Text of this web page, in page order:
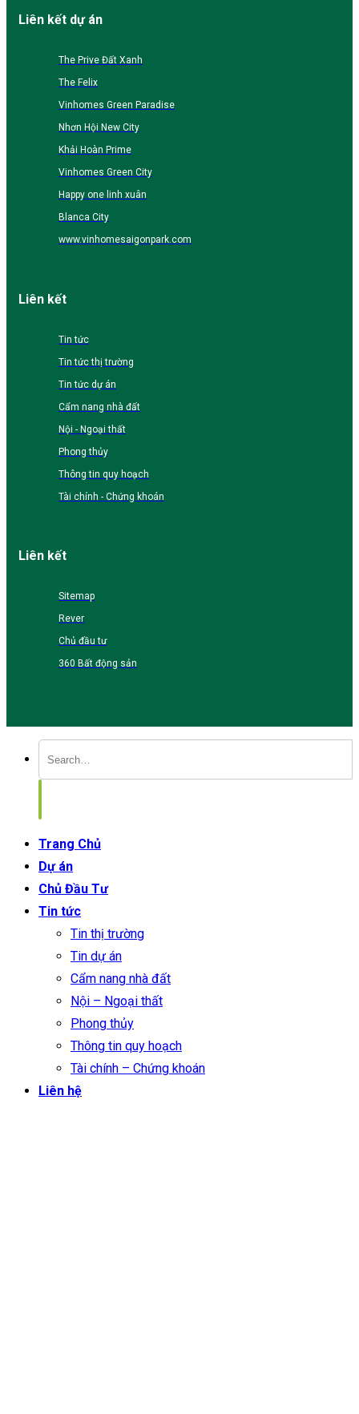
Liên kết dự án
The Prive Đất Xanh
The Felix
Vinhomes Green Paradise
Nhơn Hội New City
Khải Hoàn Prime
Vinhomes Green City
Happy one linh xuân
Blanca City
www.vinhomesaigonpark.com
Liên kết
Tin tức
Tin tức thị trường
Tin tức dự án
Cẩm nang nhà đất
Nội - Ngoại thất
Phong thủy
Thông tin quy hoạch
Tài chính - Chứng khoán
Liên kết
Sitemap
Rever
Chủ đầu tư
360 Bất động sản
Trang Chủ
Dự án
Chủ Đầu Tư
Tin tức
Tin thị trường
Tin dự án
Cẩm nang nhà đất
Nội – Ngoại thất
Phong thủy
Thông tin quy hoạch
Tài chính – Chứng khoán
Liên hệ